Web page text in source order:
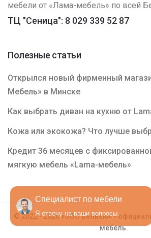
Специалист по мебели
Я отвечу на ваши вопросы.
мебели от «Лама-мебель» по всей
ТЦ "Сеница": 8 029 339 52 87
Полезные статьи
Открылся новый фирменный
Мебель» в Минске
Как выбрать диван на кухню от
Кожа или экокожа? Что лучше
Кредит 36 месяцев с
мягкую мебель «Lama-мебель»
© 2022—2026 «ООО Бельем» -
мебель.